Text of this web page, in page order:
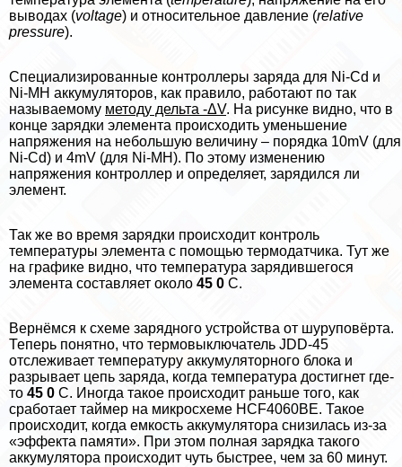
выводах (voltage) и относительное давление (relative
pressure).
Специализированные контроллеры заряда для Ni-Cd и
Ni-MH аккумуляторов, как правило, работают по так
называемому методу дельта -ΔV. На рисунке видно, что в
конце зарядки элемента происходить уменьшение
напряжения на небольшую величину – порядка 10mV (для
Ni-Cd) и 4mV (для Ni-MH). По этому изменению
напряжения контроллер и определяет, зарядился ли
элемент.
Так же во время зарядки происходит контроль
температуры элемента с помощью термодатчика. Тут же
на графике видно, что температура зарядившегося
элемента составляет около 45 0 С.
Вернёмся к схеме зарядного устройства от шуруповёрта.
Теперь понятно, что термовыключатель JDD-45
отслеживает температуру аккумуляторного блока и
разрывает цепь заряда, когда температура достигнет где-
то 45 0 С. Иногда такое происходит раньше того, как
сработает таймер на микросхеме HCF4060BE. Такое
происходит, когда емкость аккумулятора снизилась из-за
«эффекта памяти». При этом полная зарядка такого
аккумулятора происходит чуть быстрее, чем за 60 минут.